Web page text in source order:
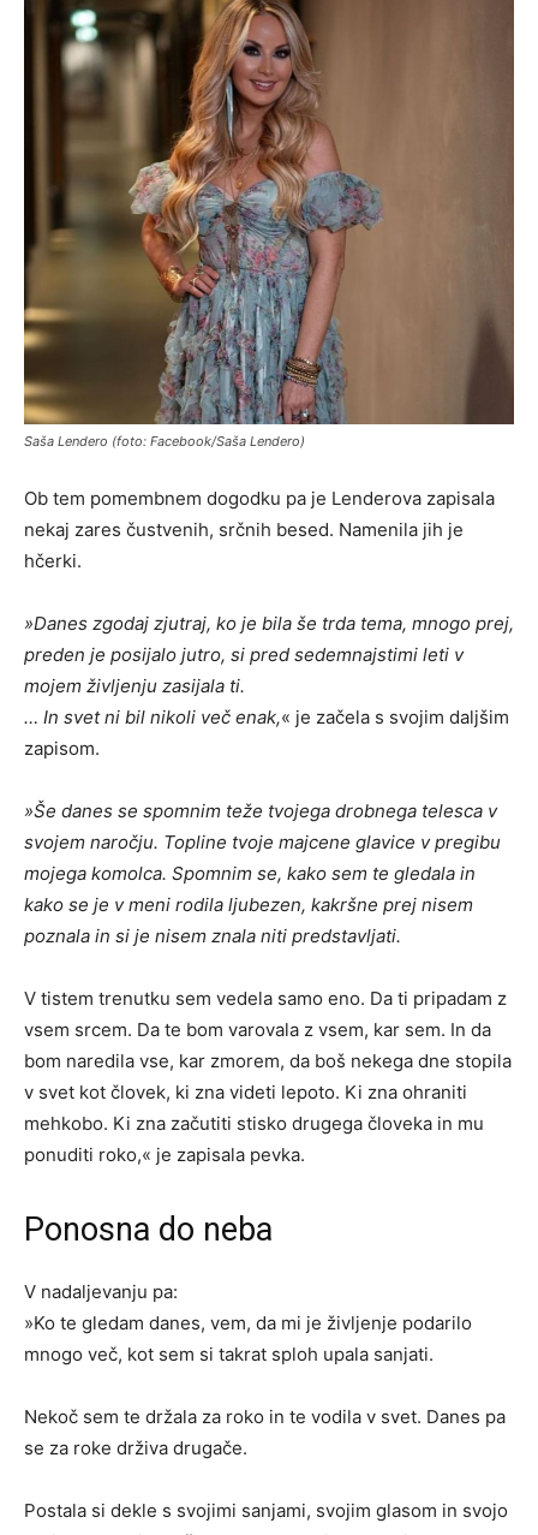
Saša Lendero (foto: Facebook/Saša Lendero)
Ob tem pomembnem dogodku pa je Lenderova zapisala
nekaj zares čustvenih, srčnih besed. Namenila jih je
hčerki.
»Danes zgodaj zjutraj, ko je bila še trda tema, mnogo prej,
preden je posijalo jutro, si pred sedemnajstimi leti v
mojem življenju zasijala ti.
… In svet ni bil nikoli več enak,« je začela s svojim daljšim
zapisom.
»Še danes se spomnim teže tvojega drobnega telesca v
svojem naročju. Topline tvoje majcene glavice v pregibu
mojega komolca. Spomnim se, kako sem te gledala in
kako se je v meni rodila ljubezen, kakršne prej nisem
poznala in si je nisem znala niti predstavljati.
V tistem trenutku sem vedela samo eno. Da ti pripadam z
vsem srcem. Da te bom varovala z vsem, kar sem. In da
bom naredila vse, kar zmorem, da boš nekega dne stopila
v svet kot človek, ki zna videti lepoto. Ki zna ohraniti
mehkobo. Ki zna začutiti stisko drugega človeka in mu
ponuditi roko,« je zapisala pevka.
Ponosna do neba
V nadaljevanju pa:
»Ko te gledam danes, vem, da mi je življenje podarilo
mnogo več, kot sem si takrat sploh upala sanjati.
Nekoč sem te držala za roko in te vodila v svet. Danes pa
se za roke drživa drugače.
Postala si dekle s svojimi sanjami, svojim glasom in svojo